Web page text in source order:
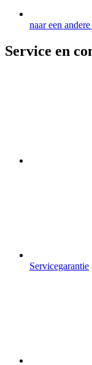
naar een
Service en
Servicegarantie